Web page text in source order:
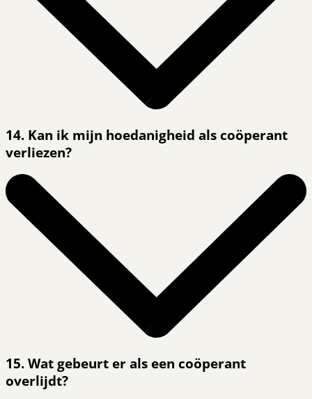
14. Kan ik mijn hoedanigheid als coöperant
verliezen?
15. Wat gebeurt er als een coöperant
overlijdt?